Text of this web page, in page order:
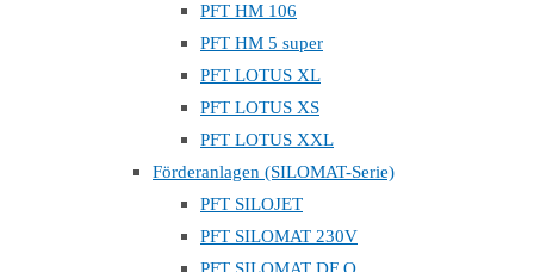
PFT HM 106
PFT HM 5 super
PFT LOTUS XL
PFT LOTUS XS
PFT LOTUS XXL
Förderanlagen (SILOMAT-Serie)
PFT SILOJET
PFT SILOMAT 230V